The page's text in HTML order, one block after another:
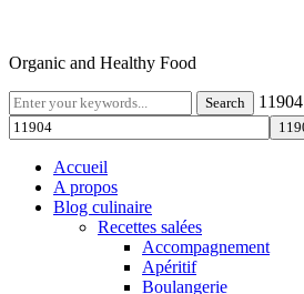
Organic and Healthy Food
11904
Accueil
A propos
Blog culinaire
Recettes salées
Accompagnement
Apéritif
Boulangerie